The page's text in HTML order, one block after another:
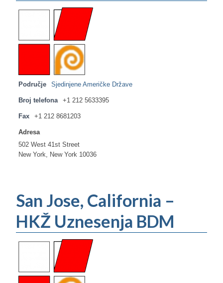
Područje Sjedinjene Američke Države
Broj telefona +1 212 5633395
Fax +1 212 8681203
Adresa
502 West 41st Street
New York, New York 10036
San Jose, California –
HKŽ Uznesenja BDM